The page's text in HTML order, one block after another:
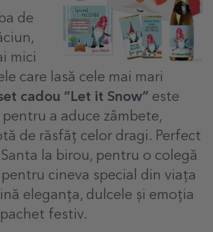
de
mici
care lasă cele mai mari
cadou “Let it Snow” este
a aduce zâmbete,
de răsfăț celor dragi. Perfect
la birou, pentru o colegă
cineva special din viața
eleganța, dulcele și emoția
festiv.